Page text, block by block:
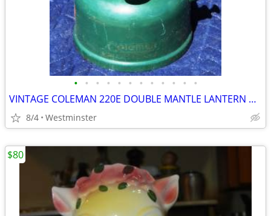
• • • • • • • • • • • •
VINTAGE COLEMAN 220E DOUBLE MANTLE LANTERN DATED 1958 SUNSHINE
8/4 Westminster
$80